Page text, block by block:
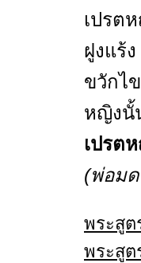
เปรต
ฝูงแร้
ขวักไ
หญิงนั้
เปรต
(พ่อม
พระสูต
พระสูต